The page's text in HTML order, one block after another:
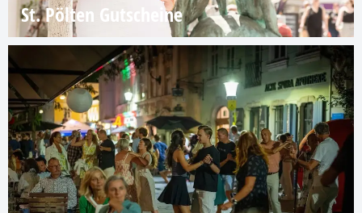
St. Pölten Gutscheine